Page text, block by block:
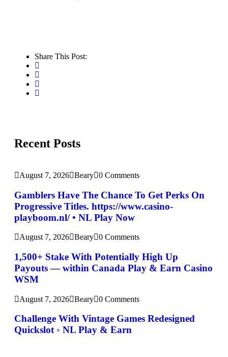
Share This Post:
Recent Posts
August 7, 2026 Beary 0 Comments
Gamblers Have The Chance To Get Perks On
Progressive Titles. https://www.casino-
playboom.nl/ • NL Play Now
August 7, 2026 Beary 0 Comments
1,500+ Stake With Potentially High Up
Payouts — within Canada Play & Earn Casino
WSM
August 7, 2026 Beary 0 Comments
Challenge With Vintage Games Redesigned
Quickslot ◦ NL Play & Earn